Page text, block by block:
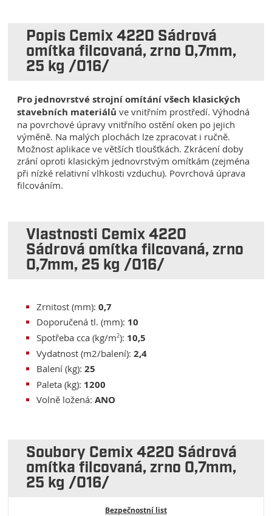
Popis Cemix 4220 Sádrová
omítka filcovaná, zrno 0,7mm,
25 kg /016/
Pro jednovrstvé strojní omítání všech klasických
stavebních materiálů ve vnitřním prostředí. Výhodná
na povrchové úpravy vnitřního ostění oken po jejich
výměně. Na malých plochách lze zpracovat i ručně.
Možnost aplikace ve větších tloušťkách. Zkrácení doby
zrání oproti klasickým jednovrstvým omítkám (zejména
při nízké relativní vlhkosti vzduchu). Povrchová úprava
filcováním.
Vlastnosti Cemix 4220
Sádrová omítka filcovaná, zrno
0,7mm, 25 kg /016/
Zrnitost (mm):0,7
Doporučená tl. (mm): 10
Spotřeba cca (kg/m2): 10,5
Vydatnost (m2/balení):2,4
Balení (kg):25
Paleta (kg): 1200
Volně ložená:ANO
Soubory Cemix 4220 Sádrová
omítka filcovaná, zrno 0,7mm,
25 kg /016/
Bezpečnostní list